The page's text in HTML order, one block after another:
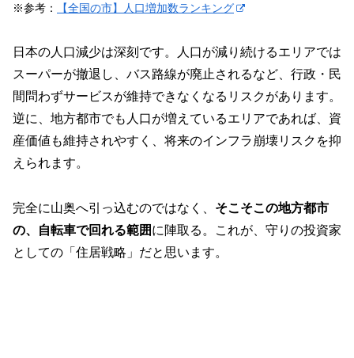
※参考： 【全国の市】人口増加数ランキング
日本の人口減少は深刻です。人口が減り続けるエリアでは
スーパーが撤退し、バス路線が廃止されるなど、行政・民
間問わずサービスが維持できなくなるリスクがあります。
逆に、地方都市でも人口が増えているエリアであれば、資
産価値も維持されやすく、将来のインフラ崩壊リスクを抑
えられます。
完全に山奥へ引っ込むのではなく、 そこそこの地方都市
の、自転車で回れる範囲に陣取る。これが、守りの投資家
としての「住居戦略」だと思います。